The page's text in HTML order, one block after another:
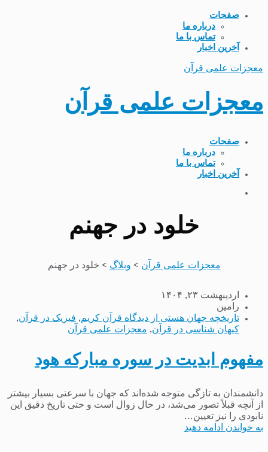
صفحات
درباره ما
تماس با ما
آخرین اخبار
معجزات علمی قرآن
معجزات علمی قرآن
صفحات
درباره ما
تماس با ما
آخرین اخبار
خلود در جهنم
معجزات علمی قرآن > وبلاگ > خلود در جهنم
اردیبهشت ۲۳, ۱۴۰۴
رامین
تاریخچه جهان هستی از دیدگاه قرآن کریم, فیزیک در قرآن,
کیهان شناسی در قرآن, معجزات علمی قرآن
مفهوم ابدیت در سوره مبارکه هود
دانشمندان به تازگی متوجه شده‌اند که جهان با سرعتی بسیار بیشتر
از آنچه قبلاً تصور می‌شد، در حال زوال است و حتی تاریخ دقیق این
نابودی را نیز تعیین...
به خواندن ادامه دهید